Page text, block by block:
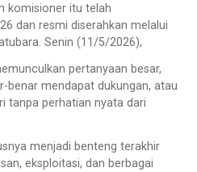
komisioner itu telah
dan resmi diserahkan melalui
Senin (11/5/2026),
pertanyaan besar,
benar mendapat dukungan, atau
tanpa perhatian nyata dari
menjadi benteng terakhir
eksploitasi, dan berbagai